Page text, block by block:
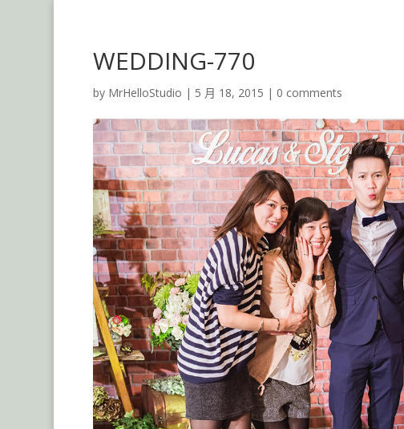
WEDDING-770
by MrHelloStudio | 5 月 18, 2015 | 0 comments